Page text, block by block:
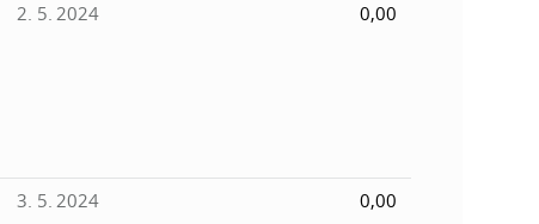
S
2. 5. 2024 0,00
3. 5. 2024 0,00